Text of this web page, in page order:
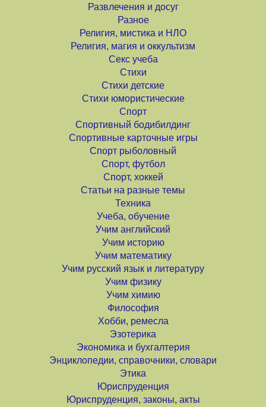
Развлечения и досуг
Разное
Религия, мистика и НЛО
Религия, магия и оккультизм
Секс учеба
Стихи
Стихи детские
Стихи юмористические
Спорт
Спортивный бодибилдинг
Спортивные карточные игры
Спорт рыболовный
Спорт, футбол
Спорт, хоккей
Статьи на разные темы
Техника
Учеба, обучение
Учим английский
Учим историю
Учим математику
Учим русский язык и литературу
Учим физику
Учим химию
Философия
Хобби, ремесла
Эзотерика
Экономика и бухгалтерия
Энциклопедии, справочники, словари
Этика
Юриспруденция
Юриспруденция, законы, акты